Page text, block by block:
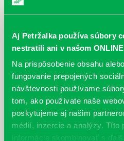
Aj Petržalka používa súbory
nestratili ani v našom
Na prispôsobenie obsahu
fungovanie prepojených
návštevnosti používame
tom, ako používate naše
poskytujeme aj našim
médií, inzercie a analýzy. Títo
informácie skombinovať s